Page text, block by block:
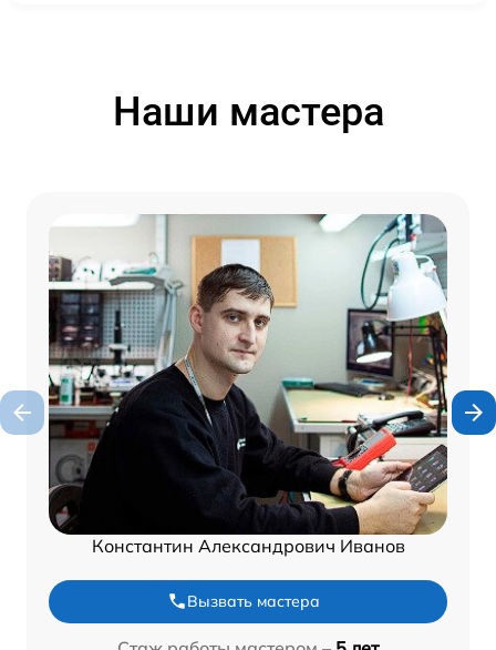
Наши мастера
Константин Александрович Иванов
Вызвать мастера